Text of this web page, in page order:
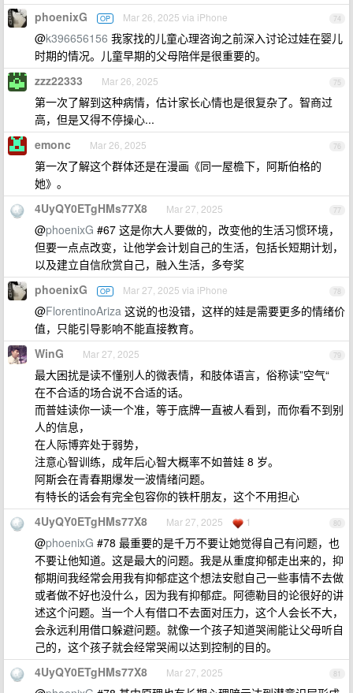
74
phoenixG OP Mar 26, 2025 via iPhone
@k396656156 我家找的儿童心理咨询之前深入讨论过娃在婴儿
时期的情况。儿童早期的父母陪伴是很重要的。
75
zzz22333 Mar 26, 2025
第一次了解到这种病情，估计家长心情也是很复杂了。智商过
高，但是又得不停操心...
76
emonc Mar 26, 2025
第一次了解这个群体还是在漫画《同一屋檐下，阿斯伯格的
她》。
77
4UyQY0ETgHMs77X8 Mar 27, 2025
@phoenixG #67 这是你大人要做的，改变他的生活习惯环境，
但要一点点改变，让他学会计划自己的生活，包括长短期计划，
以及建立自信欣赏自己，融入生活，多夸奖
78
phoenixG OP Mar 27, 2025 via iPhone
@FlorentinoAriza 这说的也没错，这样的娃是需要更多的情绪价
值，只能引导影响不能直接教育。
79
WinG Mar 27, 2025
最大困扰是读不懂别人的微表情，和肢体语言，俗称读”空气“
在不合适的场合说不合适的话。
而普娃读你一读一个准，等于底牌一直被人看到，而你看不到别
人的信息，
在人际博弈处于弱势，
注意心智训练，成年后心智大概率不如普娃 8 岁。
阿斯会在青春期爆发一波情绪问题。
有特长的话会有完全包容你的铁杆朋友，这个不用担心
80
4UyQY0ETgHMs77X8 Mar 27, 2025 1
@phoenixG #78 最重要的是千万不要让她觉得自己有问题，也
不要让他知道。这是最大的问题。我是从重度抑郁走出来的，抑
郁期间我经常会用我有抑郁症这个想法安慰自己一些事情不去做
或者做不好也没什么，因为我有抑郁症。阿德勒目的论很好的讲
述这个问题。当一个人有借口不去面对压力，这个人会长不大，
会永远利用借口躲避问题。就像一个孩子知道哭闹能让父母听自
己的，这个孩子就会经常哭闹以达到控制的目的。
81
4UyQY0ETgHMs77X8 Mar 27, 2025